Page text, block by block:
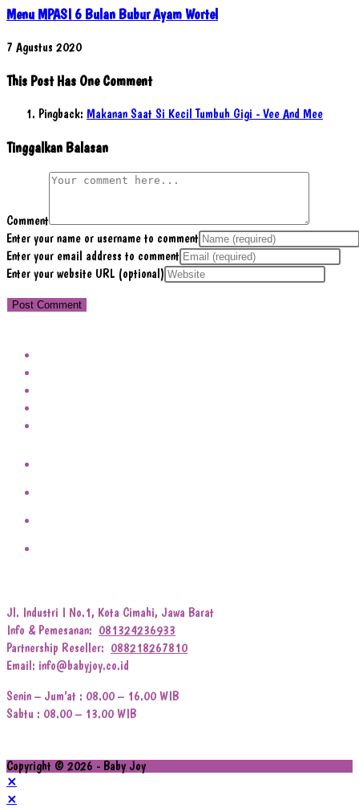
Menu MPASI 6 Bulan Bubur Ayam Wortel
7 Agustus 2020
This Post Has One Comment
Pingback: Makanan Saat Si Kecil Tumbuh Gigi - Vee And Mee
Tinggalkan Balasan
Comment
Enter your name or username to comment
Enter your email address to comment
Enter your website URL (optional)
Jl. Industri I No.1, Kota Cimahi, Jawa Barat
Info & Pemesanan: 081324236933
Partnership Reseller: 088218267810
Email: info@babyjoy.co.id
Senin – Jum’at : 08.00 – 16.00 WIB
Sabtu : 08.00 – 13.00 WIB
Copyright © 2026 - Baby Joy
×
×